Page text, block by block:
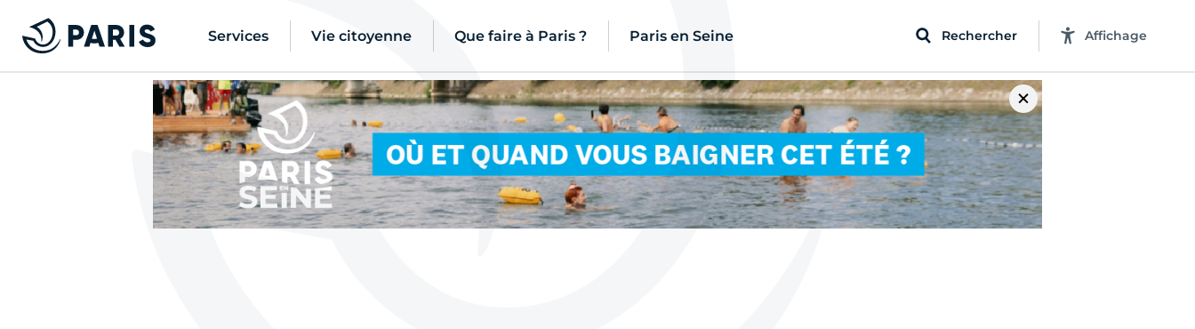
Services Vie citoyenne Que faire à Paris ? Paris en Seine Rechercher Affichage